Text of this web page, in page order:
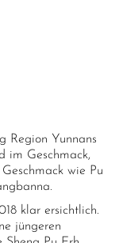
Region Yunnans
im Geschmack,
wie Pu
klar ersichtlich.
jüngeren